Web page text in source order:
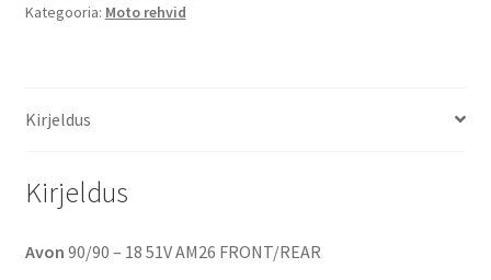
Kategooria: Moto rehvid
Kirjeldus
Kirjeldus
Avon 90/90 – 18 51V AM26 FRONT/REAR